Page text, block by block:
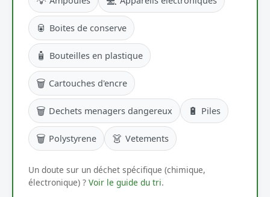
🥫 Boites de conserve
🧴 Bouteilles en plastique
🗑️ Cartouches d'encre
🗑️ Dechets menagers dangereux 🔋 Piles
🗑️ Polystyrene 👗 Vetements
Un doute sur un déchet spécifique (chimique,
électronique) ? Voir le guide du tri.